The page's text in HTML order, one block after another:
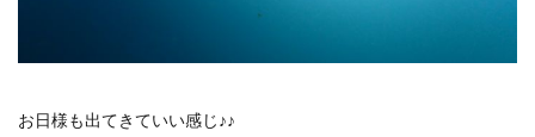
お日様も出てきていい感じ♪♪